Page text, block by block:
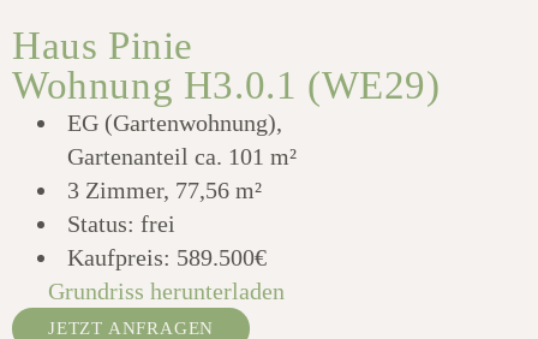
Haus Pinie
Wohnung H3.0.1 (WE29)
EG (Gartenwohnung),
Gartenanteil ca. 101 m²
3 Zimmer, 77,56 m²
Status: frei
Kaufpreis: 589.500€
Grundriss herunterladen
JETZT ANFRAGEN